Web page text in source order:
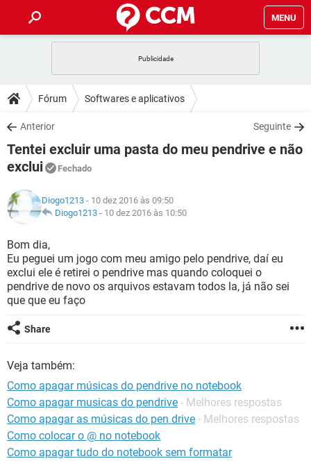
MENU
CELULAR FACEBOOK
OUTLOOK
INSTAGRAM GMAIL
GUIA DE COMPRAS
DICAS
JOGOS WHATSAPP
OUTLOOK
GUIA DE COMPRAS
DOWNLOADS
JOGOS WHATSAPP
CELULAR
OUTLOOK EXCEL
INSTAGRAM
GUIA DE COMPRAS
FÓRUM
CELULAR FACEBOOK
INSTAGRAM GMAIL
GUIA DE COMPRAS
GLOSSÁRIO
JOGOS
CELULAR
OUTLOOK EXCEL
INSTAGRAM GMAIL
Fórum Softwares e aplicativos
Anterior Seguinte
Tentei excluir uma pasta do meu pendrive e não
exclui
Fechado
Diogo1213 - 10 dez 2016 às 09:50
Diogo1213 - 10 dez 2016 às 10:50
Bom dia,
Eu peguei um jogo com meu amigo pelo pendrive, daí eu
exclui ele é retirei o pendrive mas quando coloquei o
pendrive de novo os arquivos estavam todos la, já não sei
que que eu faço
Share
Veja também:
Como apagar músicas do pendrive no notebook
Como apagar musicas do pendrive - Melhores respostas
Como apagar as músicas do pen drive - Melhores respostas
Como colocar o @ no notebook
Como apagar tudo do notebook sem formatar